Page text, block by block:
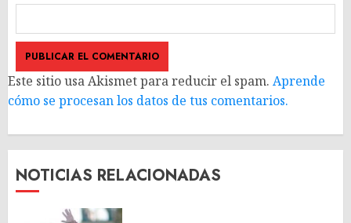
Este sitio usa Akismet para reducir el spam. Aprende
cómo se procesan los datos de tus comentarios.
NOTICIAS RELACIONADAS